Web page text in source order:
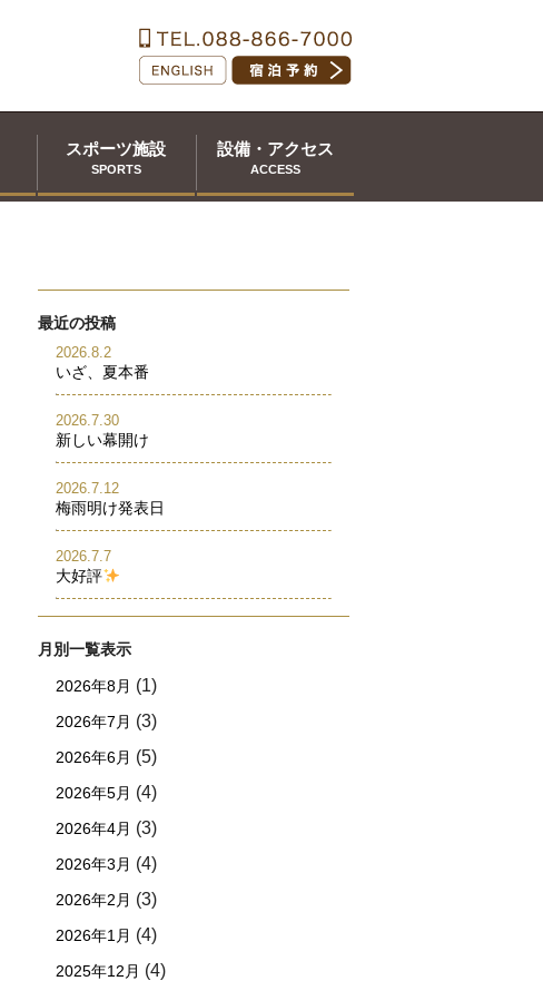
スポーツ施設
SPORTS
設備・アクセス
ACCESS
最近の投稿
2026.8.2
いざ、夏本番
2026.7.30
新しい幕開け
2026.7.12
梅雨明け発表日
2026.7.7
大好評
月別一覧表示
2026年8月 (1)
2026年7月 (3)
2026年6月 (5)
2026年5月 (4)
2026年4月 (3)
2026年3月 (4)
2026年2月 (3)
2026年1月 (4)
2025年12月 (4)